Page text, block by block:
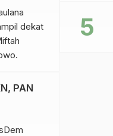
dekat
PAN